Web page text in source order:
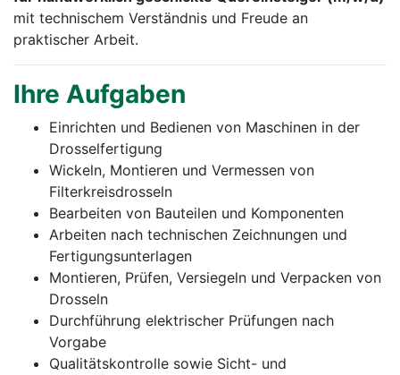
mit technischem Verständnis und Freude an
praktischer Arbeit.
Ihre Aufgaben
Einrichten und Bedienen von Maschinen in der
Drosselfertigung
Wickeln, Montieren und Vermessen von
Filterkreisdrosseln
Bearbeiten von Bauteilen und Komponenten
Arbeiten nach technischen Zeichnungen und
Fertigungsunterlagen
Montieren, Prüfen, Versiegeln und Verpacken von
Drosseln
Durchführung elektrischer Prüfungen nach
Vorgabe
Qualitätskontrolle sowie Sicht- und